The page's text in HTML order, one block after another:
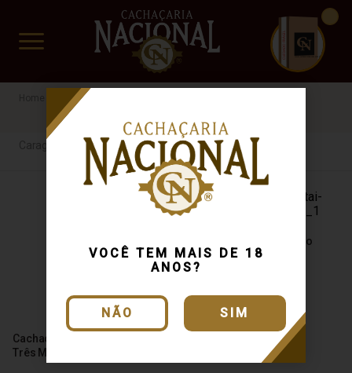
VOCÊ TEM MAIS DE 18
ANOS?
NÃO SIM
www.cachacarianacional.com.br
CUIDADO FRÁGIL
Caraguatai
Cachaça Caraguataí Blend
Três Madeiras 750ml
Cachaça Caraguatai Ouro
670ml